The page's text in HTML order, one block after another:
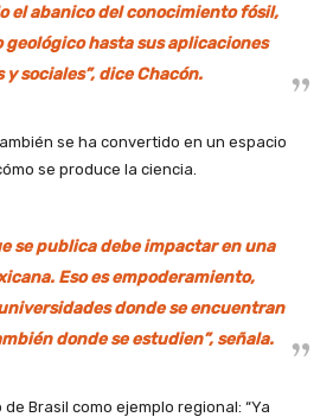
el abanico del conocimiento fósil,
geológico hasta sus aplicaciones
y sociales”, dice Chacón.
se ha convertido en un espacio
se produce la ciencia.
se publica debe impactar en una
Eso es empoderamiento,
donde se encuentran
donde se estudien”, señala.
Brasil como ejemplo regional: “Ya